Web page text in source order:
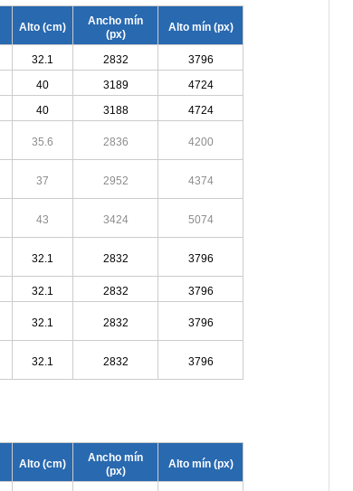
Alto (cm)
Ancho mín
(px)
Alto mín (px)
32.1 2832
3796
40 3189
4724
40 3188
4724
35.6 2836 4200
37 2952 4374
43 3424 5074
32.1 2832 3796
32.1 2832
3796
32.1 2832 3796
32.1 2832 3796
Alto (cm)
Ancho mín
(px)
Alto mín (px)